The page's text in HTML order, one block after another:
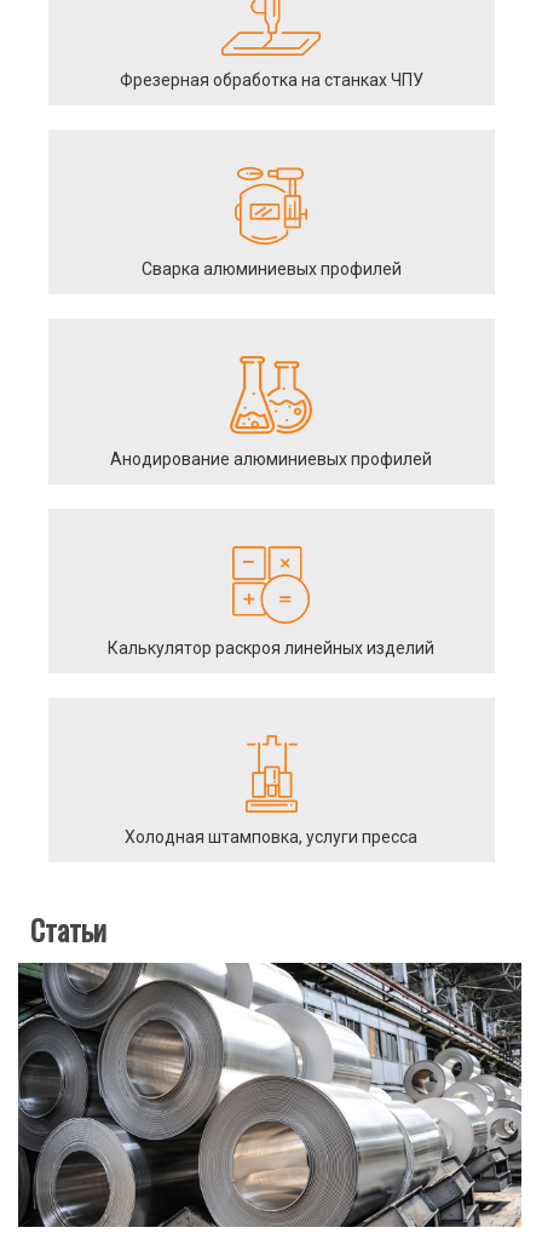
Фрезерная обработка на станках ЧПУ
Сварка алюминиевых профилей
Анодирование алюминиевых профилей
Калькулятор раскроя линейных изделий
Холодная штамповка, услуги пресса
Статьи